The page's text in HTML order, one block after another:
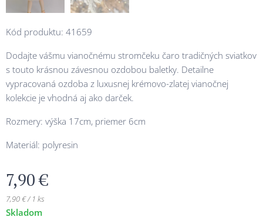
Kód produktu: 41659
Dodajte vášmu vianočnému stromčeku čaro tradičných sviatkov
s touto krásnou závesnou ozdobou baletky. Detailne
vypracovaná ozdoba z luxusnej krémovo-zlatej vianočnej
kolekcie je vhodná aj ako darček.
Rozmery: výška 17cm, priemer 6cm
Materiál: polyresin
7,90€
7,90 € / 1 ks
Skladom